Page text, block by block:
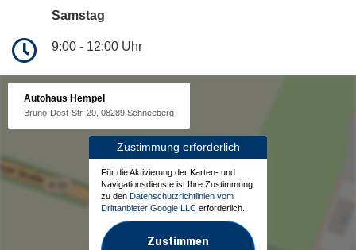
Samstag
9:00 - 12:00 Uhr
Autohaus Hempel
Bruno-Dost-Str. 20, 08289 Schneeberg
Zustimmung erforderlich
Für die Aktivierung der Karten- und
Navigationsdienste ist Ihre Zustimmung
zu den Datenschutzrichtlinien vom
Drittanbieter Google LLC erforderlich.
Zustimmen